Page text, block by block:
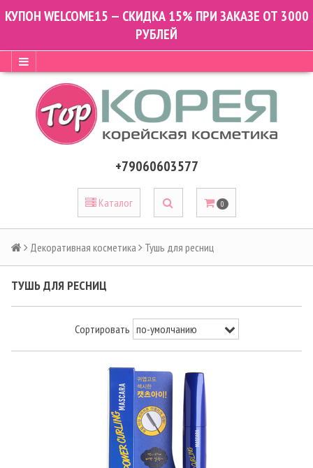
КУПОН WELCOME15 — СКИДКА 15% ПРИ ЗАКАЗЕ ОТ 3000
РУБЛЕЙ
+79060603577
Каталог 0
Декоративная косметика Тушь для ресниц
ТУШЬ ДЛЯ РЕСНИЦ
Сортировать